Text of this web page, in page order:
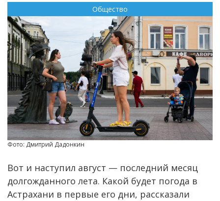
Общество
Фото: Дмитрий Дадонкин
Вот и наступил август — последний месяц
долгожданного лета. Какой будет погода в
Астрахани в первые его дни, рассказали